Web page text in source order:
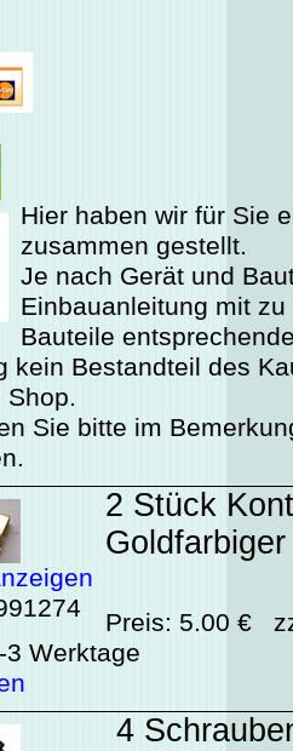
Hier haben wir für Sie
zusammen gestellt.
Je nach Gerät und
Einbauanleitung mit
Bauteile
kein Bestandteil des
Shop.
Sie bitte im
2 Stück
Preis: 5.00 €
Werktage
4